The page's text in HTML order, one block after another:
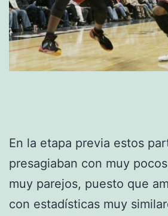
En la etapa previa estos
presagiaban con muy
muy parejos, puesto que
con estadísticas muy